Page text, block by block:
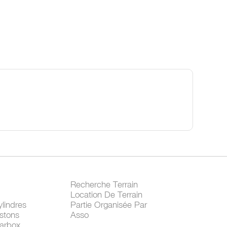
Recherche Terrain
Location De Terrain
Partie Organisée Par
Asso